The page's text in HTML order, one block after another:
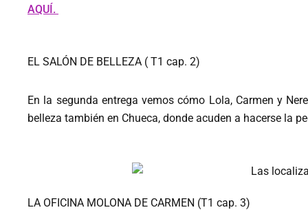
AQUÍ.
EL SALÓN DE BELLEZA ( T1 cap. 2)
En la segunda entrega vemos cómo Lola, Carmen y
belleza también en Chueca, donde acuden a hacerse la
LA OFICINA MOLONA DE CARMEN (T1 cap. 3)